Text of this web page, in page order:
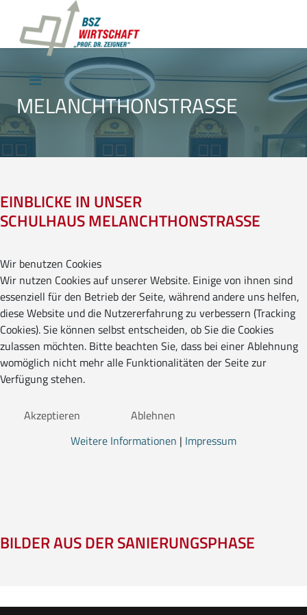
MELANCHTHONSTRASSE
EINBLICKE IN UNSER
SCHULHAUS MELANCHTHONSTRASSE
BILDER AUS DER SANIERUNGSPHASE
Wir benutzen Cookies
Wir nutzen Cookies auf unserer Website. Einige von ihnen sind
essenziell für den Betrieb der Seite, während andere uns helfen,
diese Website und die Nutzererfahrung zu verbessern (Tracking
Cookies). Sie können selbst entscheiden, ob Sie die Cookies
zulassen möchten. Bitte beachten Sie, dass bei einer Ablehnung
womöglich nicht mehr alle Funktionalitäten der Seite zur
Verfügung stehen.
Akzeptieren
Ablehnen
Weitere Informationen | Impressum